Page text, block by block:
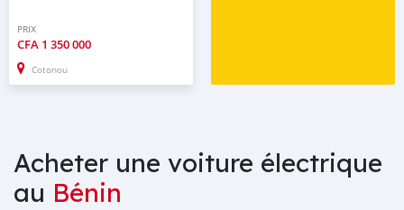
PRIX
CFA 1 350 000
Cotonou
Acheter une voiture électrique
au Bénin